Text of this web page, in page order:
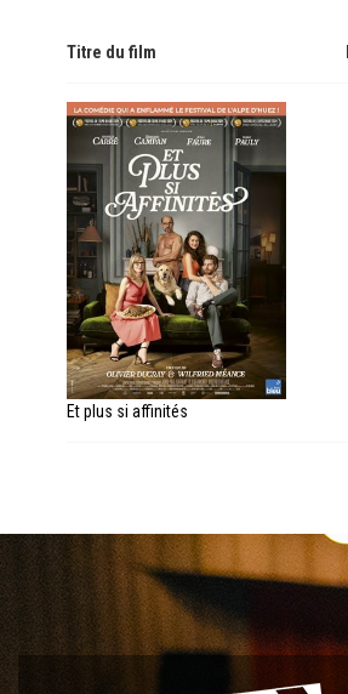
Titre du film
Et plus si affinités